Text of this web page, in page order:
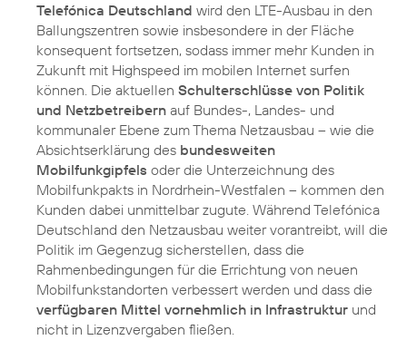
Telefónica Deutschland wird den LTE-Ausbau in den
Ballungszentren sowie insbesondere in der Fläche
konsequent fortsetzen, sodass immer mehr Kunden in
Zukunft mit Highspeed im mobilen Internet surfen
können. Die aktuellen Schulterschlüsse von Politik
und Netzbetreibern auf Bundes-, Landes- und
kommunaler Ebene zum Thema Netzausbau – wie die
Absichtserklärung des bundesweiten
Mobilfunkgipfels oder die Unterzeichnung des
Mobilfunkpakts in Nordrhein-Westfalen – kommen den
Kunden dabei unmittelbar zugute. Während Telefónica
Deutschland den Netzausbau weiter vorantreibt, will die
Politik im Gegenzug sicherstellen, dass die
Rahmenbedingungen für die Errichtung von neuen
Mobilfunkstandorten verbessert werden und dass die
verfügbaren Mittel vornehmlich in Infrastruktur und
nicht in Lizenzvergaben fließen.